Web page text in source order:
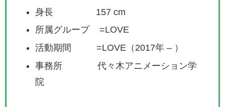
身長 157 cm
所属グループ =LOVE
活動期間 =LOVE（2017年 – ）
事務所 代々木アニメーション学
院